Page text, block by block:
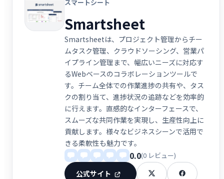
スマートシート
Smartsheet
Smartsheetは、プロジェクト管理からチー
ムタスク管理、クラウドソーシング、営業パ
イプライン管理まで、幅広いニーズに対応す
るWebベースのコラボレーションツールで
す。チーム全体での作業進捗の共有や、タス
クの割り当て、進捗状況の追跡などを効率的
に行えます。直感的なインターフェースで、
スムーズな共同作業を実現し、生産性向上に
貢献します。様々なビジネスシーンで活用で
きる柔軟性も魅力です。
0.0(0 レビュー)
公式サイト